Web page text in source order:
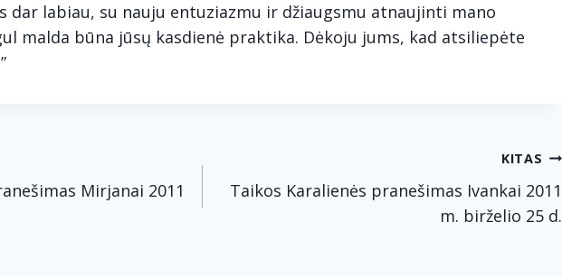
dar labiau, su nauju entuziazmu ir džiaugsmu atnaujinti mano
malda būna jūsų kasdienė praktika. Dėkoju jums, kad atsiliepėte
Mirjanai 2011
KITAS
Taikos Karalienės pranešimas Ivankai 2011
m. birželio 25 d.